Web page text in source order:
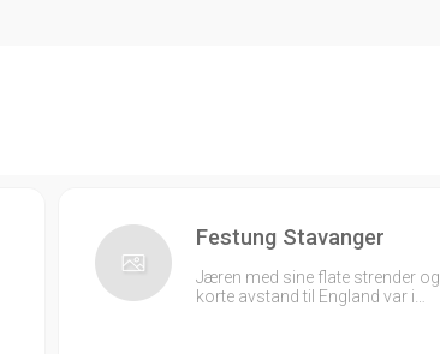
Festung Stavanger
Jæren med sine flate strender og
korte avstand til England var i…